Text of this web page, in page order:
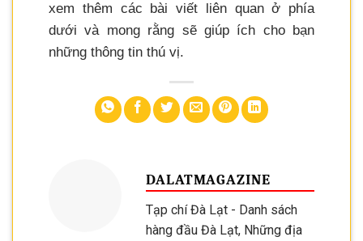
xem thêm các bài viết liên quan ở phía
dưới và mong rằng sẽ giúp ích cho bạn
những thông tin thú vị.
DALATMAGAZINE
Tạp chí Đà Lạt - Danh sách
hàng đầu Đà Lạt, Những địa